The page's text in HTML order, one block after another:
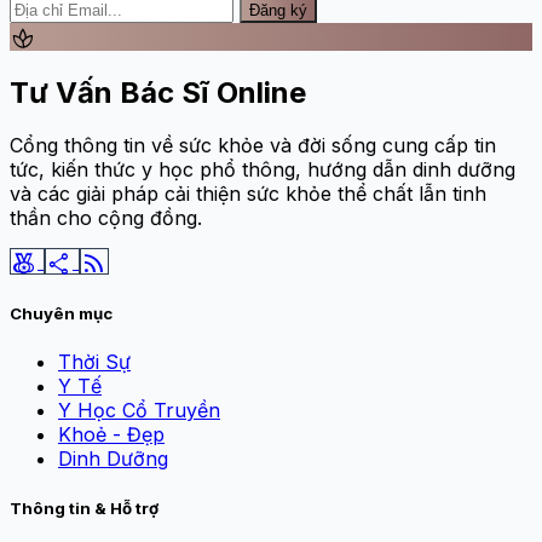
Đăng ký
spa
Tư Vấn Bác Sĩ Online
Cổng thông tin về sức khỏe và đời sống cung cấp tin
tức, kiến thức y học phổ thông, hướng dẫn dinh dưỡng
và các giải pháp cải thiện sức khỏe thể chất lẫn tinh
thần cho cộng đồng.
social_leaderboard share rss_feed
Chuyên mục
Thời Sự
Y Tế
Y Học Cổ Truyền
Khoẻ - Đẹp
Dinh Dưỡng
Thông tin & Hỗ trợ